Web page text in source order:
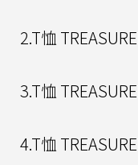
2.T恤
3.T恤
4.T恤